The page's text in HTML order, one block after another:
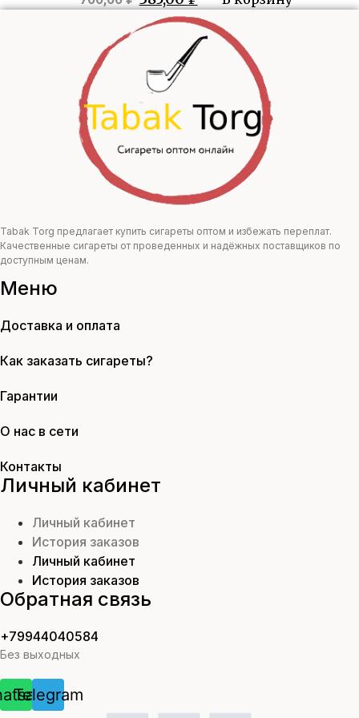
цена
составляла
700,00 ₽.
цена:
385,00 ₽.
Tabak Torg предлагает купить сигареты оптом и избежать переплат.
Качественные сигареты от проведенных и надёжных поставщиков по
доступным ценам.
Меню
Доставка и оплата
Как заказать сигареты?
Гарантии
О нас в сети
Контакты
Личный кабинет
Личный кабинет
История заказов
Личный кабинет
История заказов
Обратная связь
+79944040584
Без выходных
Telegram